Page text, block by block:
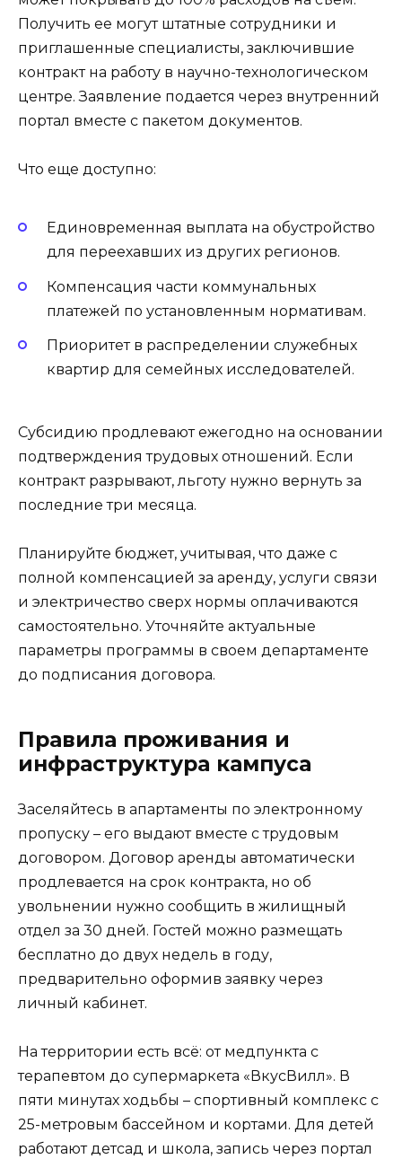
Получить ее могут штатные сотрудники и
приглашенные специалисты, заключившие
контракт на работу в научно-технологическом
центре. Заявление подается через внутренний
портал вместе с пакетом документов.
Что еще доступно:
Единовременная выплата на обустройство
для переехавших из других регионов.
Компенсация части коммунальных
платежей по установленным нормативам.
Приоритет в распределении служебных
квартир для семейных исследователей.
Субсидию продлевают ежегодно на основании
подтверждения трудовых отношений. Если
контракт разрывают, льготу нужно вернуть за
последние три месяца.
Планируйте бюджет, учитывая, что даже с
полной компенсацией за аренду, услуги связи
и электричество сверх нормы оплачиваются
самостоятельно. Уточняйте актуальные
параметры программы в своем департаменте
до подписания договора.
Правила проживания и
инфраструктура кампуса
Заселяйтесь в апартаменты по электронному
пропуску – его выдают вместе с трудовым
договором. Договор аренды автоматически
продлевается на срок контракта, но об
увольнении нужно сообщить в жилищный
отдел за 30 дней. Гостей можно размещать
бесплатно до двух недель в году,
предварительно оформив заявку через
личный кабинет.
На территории есть всё: от медпункта с
терапевтом до супермаркета «ВкусВилл». В
пяти минутах ходьбы – спортивный комплекс с
25-метровым бассейном и кортами. Для детей
работают детсад и школа, запись через портал